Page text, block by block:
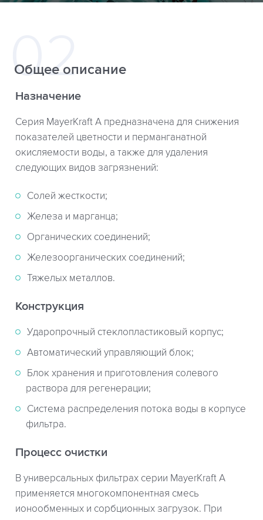
Общее описание
Назначение
Серия MayerKraft A предназначена для снижения
показателей цветности и перманганатной
окисляемости воды, а также для удаления
следующих видов загрязнений:
Солей жесткости;
Железа и марганца;
Органических соединений;
Железоорганических соединений;
Тяжелых металлов.
Конструкция
Ударопрочный стеклопластиковый корпус;
Автоматический управляющий блок;
Блок хранения и приготовления солевого
раствора для регенерации;
Система распределения потока воды в корпусе
фильтра.
Процесс очистки
В универсальных фильтрах серии MayerKraft A
применяется многокомпонентная смесь
ионообменных и сорбционных загрузок. При